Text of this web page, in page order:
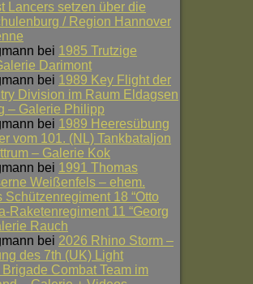
Lancers setzen über die
/ Region Hannover
bei 1985 Trutzige
Darimont
bei 1989 Key Flight der
Division im Raum Eldagsen
– Galerie Philipp
bei 1989 Heeresübung
vom 101. (NL) Tankbataljon
– Galerie Kok
bei 1991 Thomas
Weißenfels – ehem.
Schützenregiment 18 “Otto
Raketenregiment 11 “Georg
Rauch
bei 2026 Rhino Storm –
des 7th (UK) Light
Combat Team im